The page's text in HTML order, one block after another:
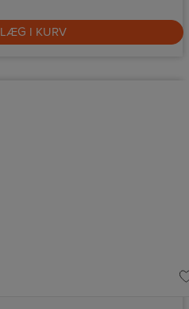
LÆG I KURV